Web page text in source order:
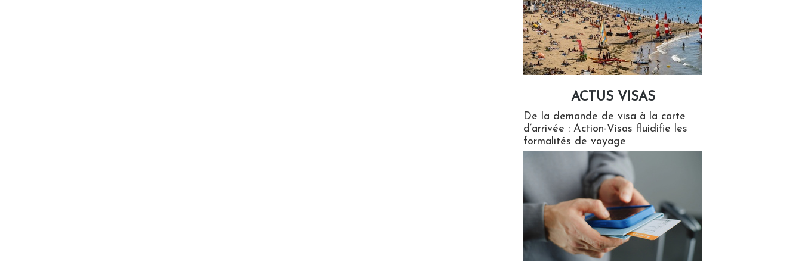
ACTUS VISAS
De la demande de visa à la carte
d’arrivée : Action-Visas fluidifie les
formalités de voyage